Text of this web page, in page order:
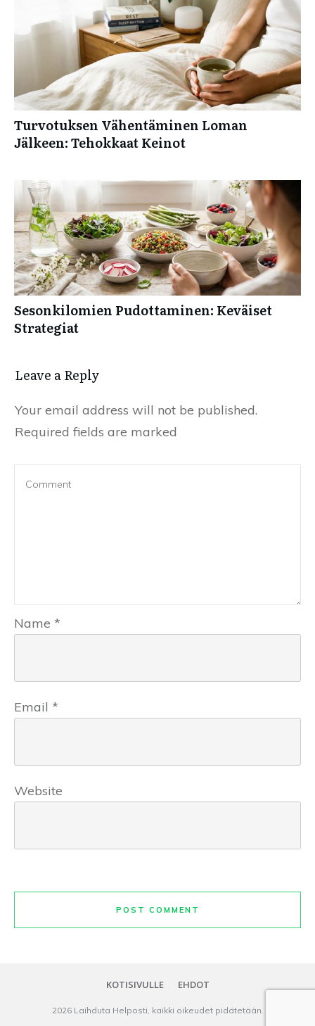
Turvotuksen Vähentäminen Loman
Jälkeen: Tehokkaat Keinot
Sesonkilomien Pudottaminen: Keväiset
Strategiat
Leave a Reply
Your email address will not be published.
Required fields are marked
Name *
Email *
Website
POST COMMENT
KOTISIVULLE EHDOT
2026 Laihduta Helposti, kaikki oikeudet pidätetään.